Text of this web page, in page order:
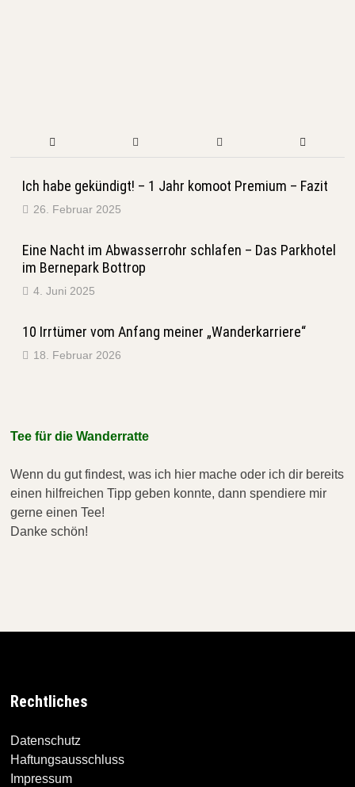
Ich habe gekündigt! – 1 Jahr komoot Premium – Fazit
26. Februar 2025
Eine Nacht im Abwasserrohr schlafen – Das Parkhotel
im Bernepark Bottrop
4. Juni 2025
10 Irrtümer vom Anfang meiner „Wanderkarriere“
18. Februar 2026
Tee für die Wanderratte
Wenn du gut findest, was ich hier mache oder ich dir bereits
einen hilfreichen Tipp geben konnte, dann spendiere mir
gerne einen Tee!
Danke schön!
Rechtliches
Datenschutz
Haftungsausschluss
Impressum